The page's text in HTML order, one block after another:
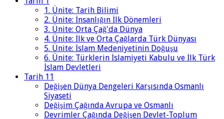
1. Ünite: Tarih Bilimi
2. Ünite: İnsanlığın İlk Dönemleri
3. Ünite: Orta Çağ'da Dünya
4. Ünite: İlk ve Orta Çağlarda Türk Dünyası
5. Ünite: İslam Medeniyetinin Doğuşu
6. Ünite: Türklerin İslamiyeti Kabulu ve İlk Türk
İslam Devletleri
Tarih 11
Değişen Dünya Dengeleri Karşısında Osmanlı
Siyaseti
Değişim Çağında Avrupa ve Osmanlı
Devrimler Çağında Değişen Devlet-Toplum